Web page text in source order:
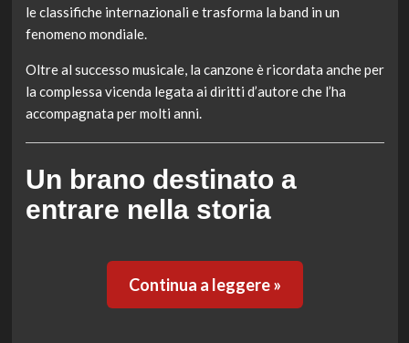
le classifiche internazionali e trasforma la band in un
fenomeno mondiale.
Oltre al successo musicale, la canzone è ricordata anche per
la complessa vicenda legata ai diritti d’autore che l’ha
accompagnata per molti anni.
Un brano destinato a
entrare nella storia
Continua a leggere »